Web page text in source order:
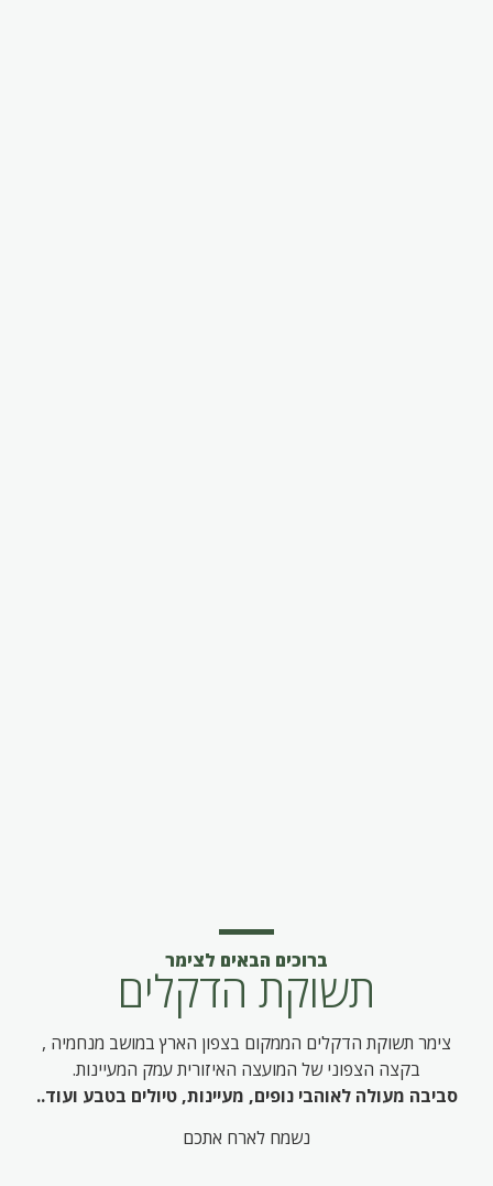
ברוכים הבאים לצימר
תשוקת הדקלים
צימר תשוקת הדקלים הממקום בצפון הארץ במושב מנחמיה ,
בקצה הצפוני של המועצה האיזורית עמק המעיינות.
סביבה מעולה לאוהבי נופים, מעיינות, טיולים בטבע ועוד..
נשמח לארח אתכם